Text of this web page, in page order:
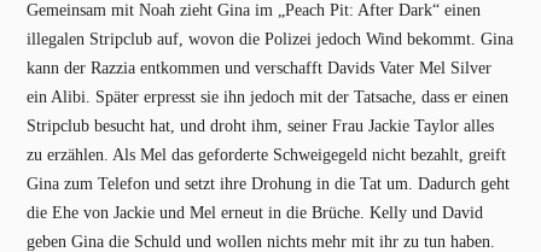
Gemeinsam mit Noah zieht Gina im „Peach Pit: After Dark“ einen
illegalen Stripclub auf, wovon die Polizei jedoch Wind bekommt. Gina
kann der Razzia entkommen und verschafft Davids Vater Mel Silver
ein Alibi. Später erpresst sie ihn jedoch mit der Tatsache, dass er einen
Stripclub besucht hat, und droht ihm, seiner Frau Jackie Taylor alles
zu erzählen. Als Mel das geforderte Schweigegeld nicht bezahlt, greift
Gina zum Telefon und setzt ihre Drohung in die Tat um. Dadurch geht
die Ehe von Jackie und Mel erneut in die Brüche. Kelly und David
geben Gina die Schuld und wollen nichts mehr mit ihr zu tun haben.